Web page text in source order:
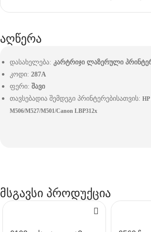
აღწერა
დასახელება: კარტრიჯი ლაზერული
კოდი: 287A
ფერი: შავი
თავსებადია შემდეგი პრინტერებისათვის:
M506/M527/M501/Canon LBP312x
მსგავსი პროდუქცია